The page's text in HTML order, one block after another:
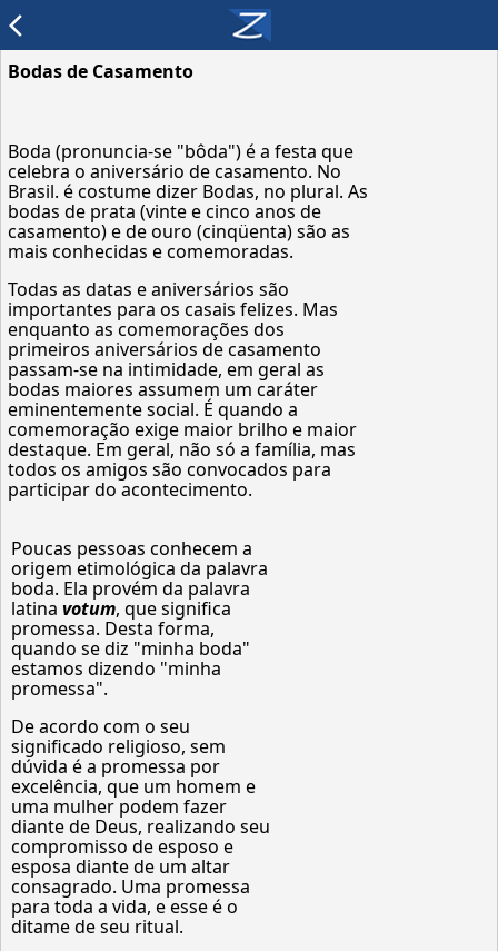
arrow_back_ios
Bodas de Casamento
Boda (pronuncia-se "bôda") é a festa que
celebra o aniversário de casamento. No
Brasil. é costume dizer Bodas, no plural. As
bodas de prata (vinte e cinco anos de
casamento) e de ouro (cinqüenta) são as
mais conhecidas e comemoradas.
Todas as datas e aniversários são
importantes para os casais felizes. Mas
enquanto as comemorações dos
primeiros aniversários de casamento
passam-se na intimidade, em geral as
bodas maiores assumem um caráter
eminentemente social. É quando a
comemoração exige maior brilho e maior
destaque. Em geral, não só a família, mas
todos os amigos são convocados para
participar do acontecimento.
Poucas pessoas conhecem a
origem etimológica da palavra
boda. Ela provém da palavra
latina votum, que significa
promessa. Desta forma,
quando se diz "minha boda"
estamos dizendo "minha
promessa".
De acordo com o seu
significado religioso, sem
dúvida é a promessa por
excelência, que um homem e
uma mulher podem fazer
diante de Deus, realizando seu
compromisso de esposo e
esposa diante de um altar
consagrado. Uma promessa
para toda a vida, e esse é o
ditame de seu ritual.